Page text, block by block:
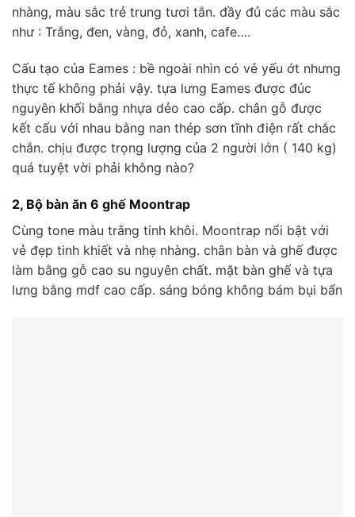
nhàng, màu sắc trẻ trung tươi tắn. đầy đủ các màu sắc
như : Trắng, đen, vàng, đỏ, xanh, cafe….
Cấu tạo của Eames : bề ngoài nhìn có vẻ yếu ớt nhưng
thực tế không phải vậy. tựa lưng Eames được đúc
nguyên khối bằng nhựa dẻo cao cấp. chân gỗ được
kết cấu với nhau bằng nan thép sơn tĩnh điện rất chắc
chắn. chịu được trọng lượng của 2 người lớn ( 140 kg)
quá tuyệt vời phải không nào?
2, Bộ bàn ăn 6 ghế Moontrap
Cùng tone màu trắng tinh khôi. Moontrap nổi bật với
vẻ đẹp tinh khiết và nhẹ nhàng. chân bàn và ghế được
làm bằng gỗ cao su nguyên chất. mặt bàn ghế và tựa
lưng bằng mdf cao cấp. sáng bóng không bám bụi bẩn